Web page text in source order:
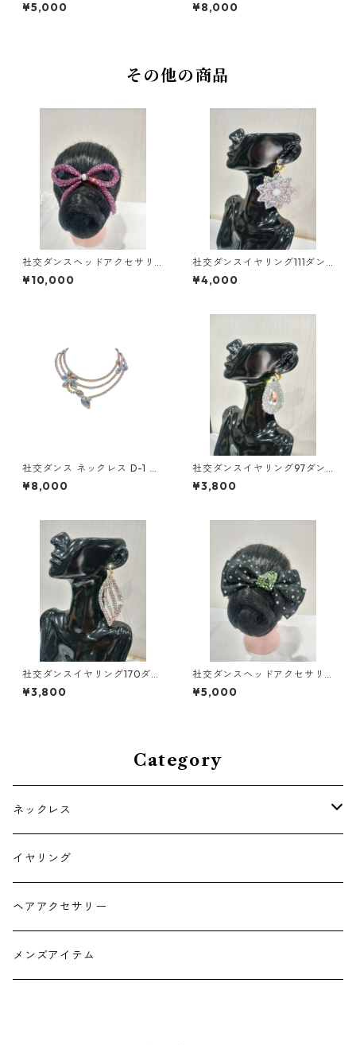
ーダンス ブライダルアクセ
¥5,000
ダンス ブライダルアクセサ
¥8,000
その他の商品
社交ダンスヘッドアクセサリ
ーHA-52ダンスアクセサリー
ベリーダンスブライダルアク
¥10,000
社交ダンスイヤリング111ダン
スアクセサリーベリーダンス
ブライダルアクセサリー
¥4,000
社交ダンス ネックレス D-1 ダ
ンスアクセサリー ベリーダン
ス ブライダル アクセサリー
¥8,000
社交ダンスイヤリング97ダン
スアクセサリーベリーダンス
ブライダルアクセサリー
¥3,800
社交ダンスイヤリング170ダン
スアクセサリーベリーダンス
ブライダルアクセサリー
¥3,800
社交ダンスヘッドアクセサリ
ーHA-75ミントグリーンダン
スアクセサリーベリーダンス
¥5,000
Category
ネックレス
チョーカー
イヤリング
ヘアアクセサリー
メンズアイテム